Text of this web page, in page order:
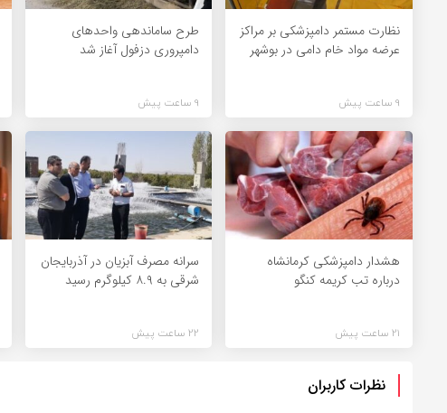
نظارت مستمر دامپزشکی بر مراکز
عرضه مواد خام دامی در بوشهر
9 ساعت پیش
طرح ساماندهی واحدهای
دامپروری دزفول آغاز شد
9 ساعت پیش
هشدار دامپزشکی کرمانشاه
درباره تب کریمه کنگو
21 ساعت پیش
سرانه مصرف آبزیان در آذربایجان
شرقی به ۸.۹ کیلوگرم رسید
22 ساعت پیش
نظرات کاربران